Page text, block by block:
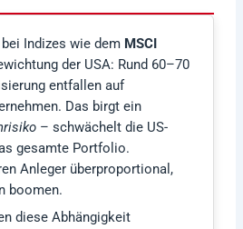
Indizes wie dem MSCI
der USA: Rund 60–70
entfallen auf
Das birgt ein
– schwächelt die US-
gesamte Portfolio.
Anleger überproportional,
boomen.
diese Abhängigkeit